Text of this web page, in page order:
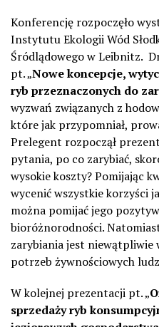
Konferencję rozpoczęło
Instytutu Ekologii Wód
Śródlądowego w Leibnitz.
pt. „Nowe koncepcje,
ryb przeznaczonych do
wyzwań związanych z
które jak przypomniał,
Prelegent rozpoczął
pytania, po co zarybiać,
wysokie koszty? Pomijając
wycenić wszystkie korzyści
można pomijać jego
bioróżnorodności.
zarybiania jest niewątpliwie
potrzeb żywnościowych
W kolejnej prezentacji pt. „
sprzedaży ryb